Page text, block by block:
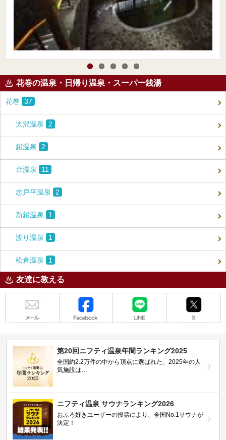
花巻の温泉・日帰り温泉・スーパー銭湯
花巻 37
大沢温泉 2
鉛温泉 2
台温泉 11
志戸平温泉 2
新鉛温泉 1
渡り温泉 1
松倉温泉 1
友達に教える
第20回ニフティ温泉年間ランキング2025
全国約2.2万件の中から頂点に選ばれた、2025年の人
気施設は…
ニフティ温泉 サウナランキング2026
おふろ好きユーザーの投票により、全国No.1サウナが
決定！